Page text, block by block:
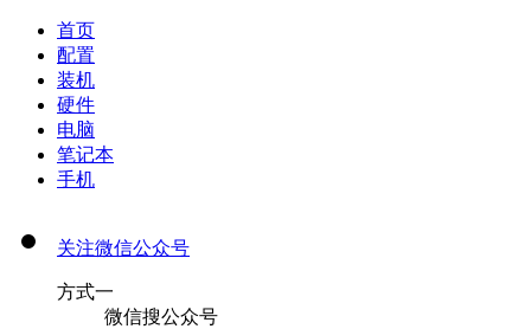
首页
配置
装机
硬件
电脑
笔记本
手机
关注微信公众号
方式一
微信搜公众号